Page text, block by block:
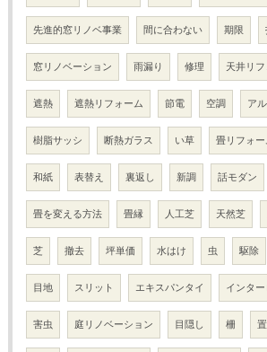
先進的窓リノベ事業 間に合わない 期限
窓リノベーション 雨漏り 修理 天井リ
遮熱 遮熱リフォーム 節電 空調 ア
樹脂サッシ 断熱ガラス い草 畳リフォー
和紙 表替え 裏返し 新調 話モダン
畳を変える方法 畳縁 人工芝 天然芝
芝 撤去 坪単価 水はけ 虫 駆除
目地 スリット エキスパンタイ インタ
害虫 庭リノベーション 目隠し 柵